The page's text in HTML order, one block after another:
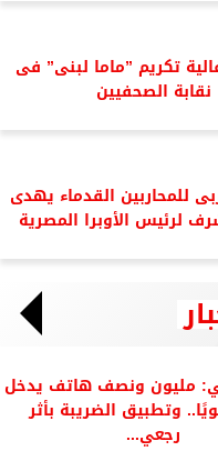
تكريم ”ماما لبنى” فى
نقابة الصحفيين
للمحاربين القدماء يهدى
لرئيس الأوبرا المصرية
مليون ونصف هاتف يدخل
وتطبيق الضريبة بأثر
رجعي...